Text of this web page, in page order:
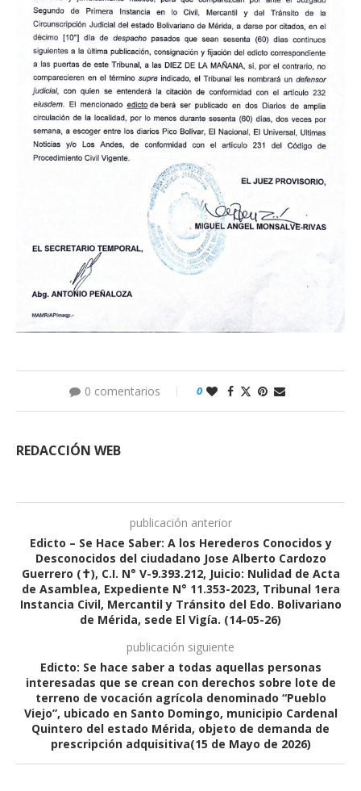
0 comentarios 0
REDACCIÓN WEB
publicación anterior
Edicto – Se Hace Saber: A los Herederos Conocidos y
Desconocidos del ciudadano Jose Alberto Cardozo
Guerrero (✝), C.I. N° V-9.393.212, Juicio: Nulidad de Acta
de Asamblea, Expediente N° 11.353-2023, Tribunal 1era
Instancia Civil, Mercantil y Tránsito del Edo. Bolivariano
de Mérida, sede El Vigía. (14-05-26)
publicación siguiente
Edicto: Se hace saber a todas aquellas personas
interesadas que se crean con derechos sobre lote de
terreno de vocación agrícola denominado “Pueblo
Viejo”, ubicado en Santo Domingo, municipio Cardenal
Quintero del estado Mérida, objeto de demanda de
prescripción adquisitiva(15 de Mayo de 2026)